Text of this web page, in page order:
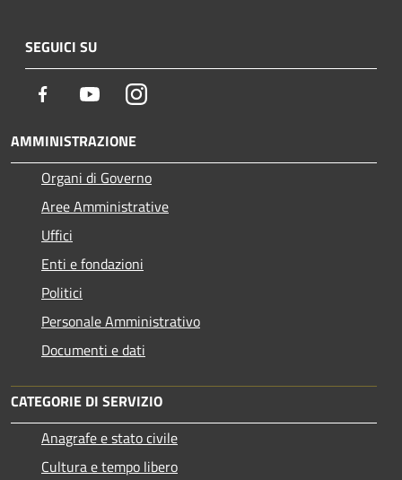
SEGUICI SU
Facebook YoutubeInstagram
AMMINISTRAZIONE
Organi di Governo
Aree Amministrative
Uffici
Enti e fondazioni
Politici
Personale Amministrativo
Documenti e dati
CATEGORIE DI SERVIZIO
Anagrafe e stato civile
Cultura e tempo libero